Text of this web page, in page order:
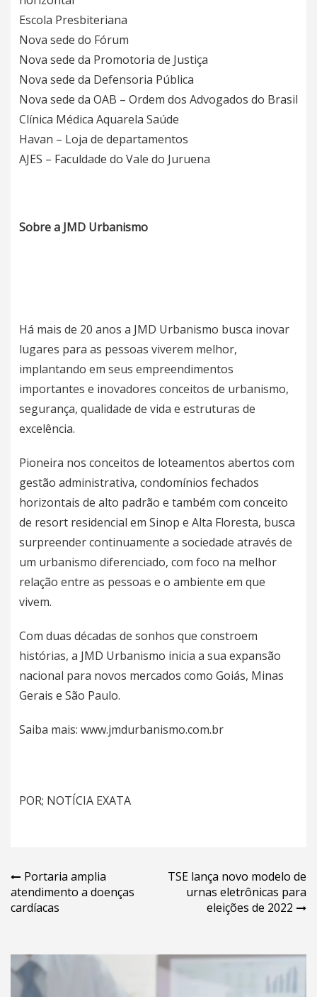
Escola Presbiteriana
Nova sede do Fórum
Nova sede da Promotoria de Justiça
Nova sede da Defensoria Pública
Nova sede da OAB – Ordem dos Advogados do Brasil
Clínica Médica Aquarela Saúde
Havan – Loja de departamentos
AJES – Faculdade do Vale do Juruena
Sobre a JMD Urbanismo
Há mais de 20 anos a JMD Urbanismo busca inovar
lugares para as pessoas viverem melhor,
implantando em seus empreendimentos
importantes e inovadores conceitos de urbanismo,
segurança, qualidade de vida e estruturas de
excelência.
Pioneira nos conceitos de loteamentos abertos com
gestão administrativa, condomínios fechados
horizontais de alto padrão e também com conceito
de resort residencial em Sinop e Alta Floresta, busca
surpreender continuamente a sociedade através de
um urbanismo diferenciado, com foco na melhor
relação entre as pessoas e o ambiente em que
vivem.
Com duas décadas de sonhos que constroem
histórias, a JMD Urbanismo inicia a sua expansão
nacional para novos mercados como Goiás, Minas
Gerais e São Paulo.
Saiba mais: www.jmdurbanismo.com.br
POR; NOTÍCIA EXATA
Navegação
de
Portaria amplia
atendimento a doenças
cardíacas
TSE lança novo modelo de
urnas eletrônicas para
eleições de 2022